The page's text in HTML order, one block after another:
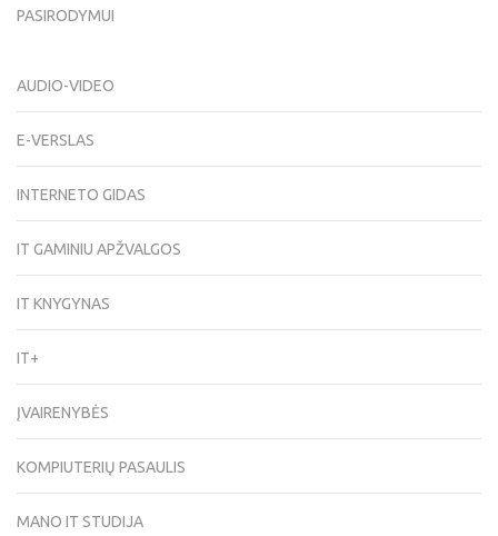
PASIRODYMUI
AUDIO-VIDEO
E-VERSLAS
INTERNETO GIDAS
IT GAMINIU APŽVALGOS
IT KNYGYNAS
IT+
ĮVAIRENYBĖS
KOMPIUTERIŲ PASAULIS
MANO IT STUDIJA